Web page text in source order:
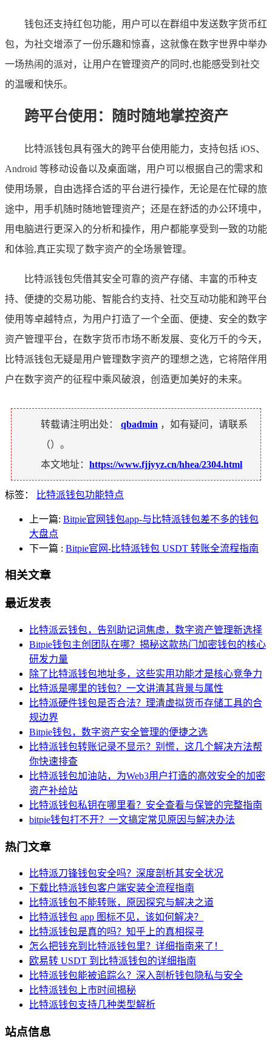
钱包还支持红包功能，用户可以在群组中发送数字货币红
包，为社交增添了一份乐趣和惊喜，这就像在数字世界中举办
一场热闹的派对，让用户在管理资产的同时,也能感受到社交
的温暖和快乐。
跨平台使用：随时随地掌控资产
比特派钱包具有强大的跨平台使用能力，支持包括 iOS、
Android 等移动设备以及桌面端，用户可以根据自己的需求和
使用场景，自由选择合适的平台进行操作，无论是在忙碌的旅
途中，用手机随时随地管理资产；还是在舒适的办公环境中，
用电脑进行更深入的分析和操作，用户都能享受到一致的功能
和体验,真正实现了数字资产的全场景管理。
比特派钱包凭借其安全可靠的资产存储、丰富的币种支
持、便捷的交易功能、智能合约支持、社交互动功能和跨平台
使用等卓越特点，为用户打造了一个全面、便捷、安全的数字
资产管理平台，在数字货币市场不断发展、变化万千的今天，
比特派钱包无疑是用户管理数字资产的理想之选，它将陪伴用
户在数字资产的征程中乘风破浪，创造更加美好的未来。
转载请注明出处： qbadmin ，如有疑问，请联系
（）。
本文地址： https://www.fjjyyz.cn/hhea/2304.html
标签： 比特派钱包功能特点
上一篇: Bitpie官网钱包app-与比特派钱包差不多的钱包
大盘点
下一篇 : Bitpie官网-比特派钱包 USDT 转账全流程指南
相关文章
最近发表
比特派云钱包，告别助记词焦虑，数字资产管理新选择
Bitpie钱包主创团队在哪？揭秘这款热门加密钱包的核心
研发力量
除了比特派钱包地址多，这些实用功能才是核心竞争力
比特派是哪里的钱包？一文讲清其背景与属性
比特派硬件钱包是否合法？理清虚拟货币存储工具的合
规边界
Bitpie钱包，数字资产安全管理的便捷之选
比特派钱包转账记录不显示？别慌，这几个解决方法帮
你快速排查
比特派钱包加油站，为Web3用户打造的高效安全的加密
资产补给站
比特派钱包私钥在哪里看？安全查看与保管的完整指南
bitpie钱包打不开？一文搞定常见原因与解决办法
热门文章
比特派刀锋钱包安全吗？深度剖析其安全状况
下载比特派钱包客户端安装全流程指南
比特派钱包不能转账，原因探究与解决之道
比特派钱包 app 图标不见，该如何解决？
比特派钱包是真的吗？知乎上的真相探寻
怎么把钱充到比特派钱包里？详细指南来了！
欧易转 USDT 到比特派钱包的详细指南
比特派钱包能被追踪么？深入剖析钱包隐私与安全
比特派钱包上市时间揭秘
比特派钱包支持几种类型解析
站点信息